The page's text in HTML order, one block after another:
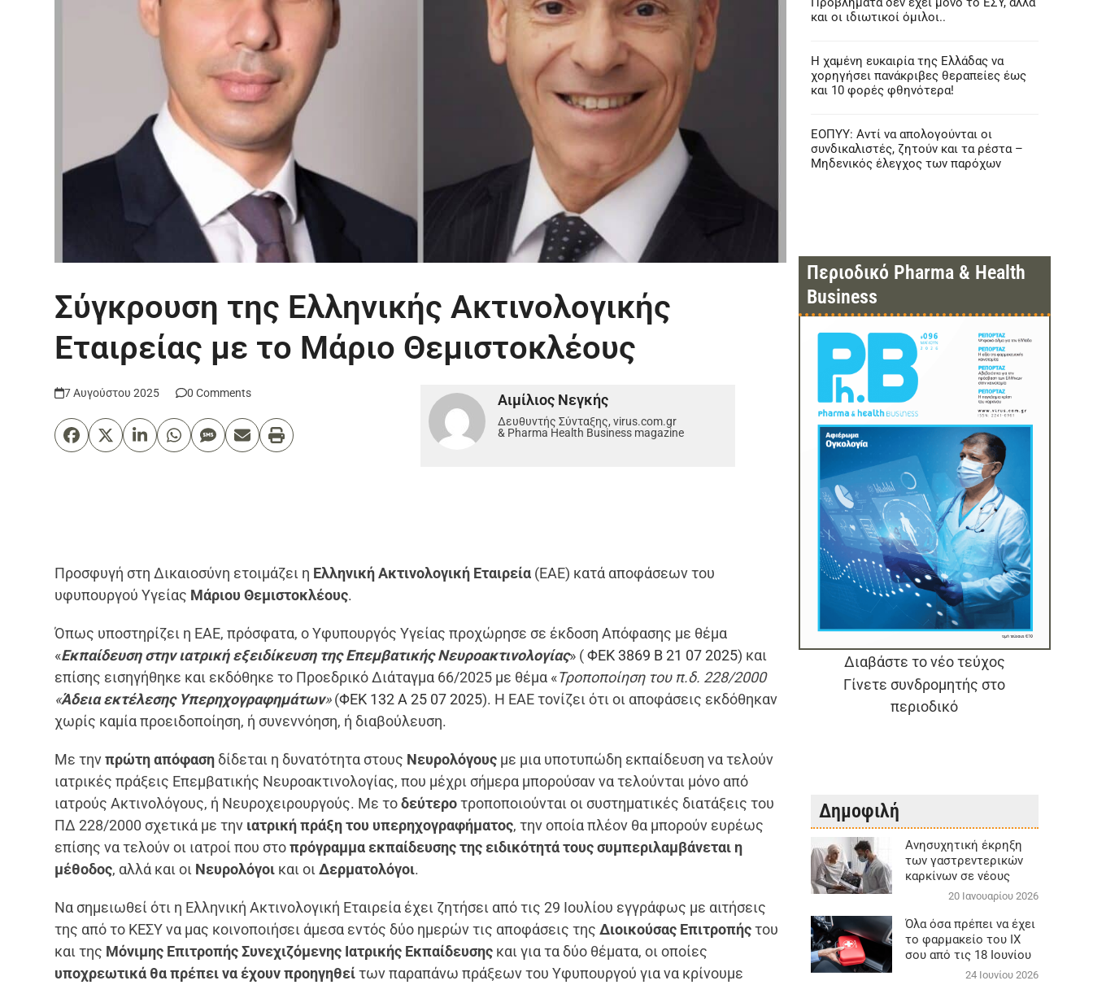
Σύγκρουση της Ελληνικής Ακτινολογικής
Εταιρείας με το Μάριο Θεμιστοκλέους
7 Αυγούστου 2025 0 Comments Αιμίλιος Νεγκής
Δευθυντής Σύνταξης, virus.com.gr
& Pharma Health Business magazine
Προσφυγή στη Δικαιοσύνη ετοιμάζει η Ελληνική Ακτινολογική Εταιρεία (ΕΑΕ) κατά αποφάσεων του
υφυπουργού Υγείας Μάριου Θεμιστοκλέους.
Όπως υποστηρίζει η ΕΑΕ, πρόσφατα, ο Υφυπουργός Υγείας προχώρησε σε έκδοση Απόφασης με θέμα
«Εκπαίδευση στην ιατρική εξειδίκευση της Επεμβατικής Νευροακτινολογίας» (ΦΕΚ 3869 Β 21 07 2025) και
επίσης εισηγήθηκε και εκδόθηκε το Προεδρικό Διάταγμα 66/2025 με θέμα «Τροποποίηση του π.δ. 228/2000
«Άδεια εκτέλεσης Υπερηχογραφημάτων»(ΦΕΚ 132 Α 25 07 2025). Η ΕΑΕ τονίζει ότι οι αποφάσεις εκδόθηκαν
χωρίς καμία προειδοποίηση, ή συνεννόηση, ή διαβούλευση.
Με τηνπρώτη απόφαση δίδεται η δυνατότητα στους Νευρολόγους με μια υποτυπώδη εκπαίδευση να τελούν
ιατρικές πράξεις Επεμβατικής Νευροακτινολογίας, που μέχρι σήμερα μπορούσαν να τελούνται μόνο από
ιατρούς Ακτινολόγους, ή Νευροχειρουργούς. Με τοδεύτεροτροποποιούνται οι συστηματικές διατάξεις του
ΠΔ 228/2000 σχετικά με την ιατρική πράξη του υπερηχογραφήματος, την οποία πλέον θα μπορούν ευρέως
επίσης να τελούν οι ιατροί που στοπρόγραμμα εκπαίδευσης της ειδικότητά τους συμπεριλαμβάνεται η
μέθοδος, αλλά και οι Νευρολόγοι και οιΔερματολόγοι.
Να σημειωθεί ότι η Ελληνική Ακτινολογική Εταιρεία έχει ζητήσει από τις 29 Ιουλίου εγγράφως με αιτήσεις
της από το ΚΕΣΥ να μας κοινοποιήσει άμεσα εντός δύο ημερών τις αποφάσεις τηςΔιοικούσας Επιτροπήςτου
και της Μόνιμης Επιτροπής Συνεχιζόμενης Ιατρικής Εκπαίδευσης και για τα δύο θέματα, οι οποίες
υποχρεωτικά θα πρέπει να έχουν προηγηθείτων παραπάνω πράξεων του Υφυπουργού για να κρίνουμε
και οι ιδιωτικοί όμιλοι..
Η χαμένη ευκαιρία της Ελλάδας να
χορηγήσει πανάκριβες θεραπείες έως
και 10 φορές φθηνότερα!
ΕΟΠΥΥ: Αντί να απολογούνται οι
συνδικαλιστές, ζητούν και τα ρέστα –
Μηδενικός έλεγχος των παρόχων
Περιοδικό Pharma & Health
Business
Διαβάστε το νέο τεύχος
Γίνετε συνδρομητής στο
περιοδικό
Δημοφιλή
Aνησυχητική έκρηξη
των γαστρεντερικών
καρκίνων σε νέους
20 Ιανουαρίου 2026
Όλα όσα πρέπει να έχει
το φαρμακείο του ΙΧ
σου από τις 18 Ιουνίου
24 Ιουνίου 2026